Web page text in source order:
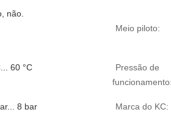
não.
Meio piloto:
60 °C
Pressão de
8 bar Marca do KC: